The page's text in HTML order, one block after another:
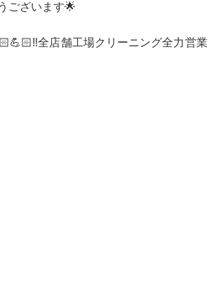
ございます🌟
全店舗工場クリーニング全力営業